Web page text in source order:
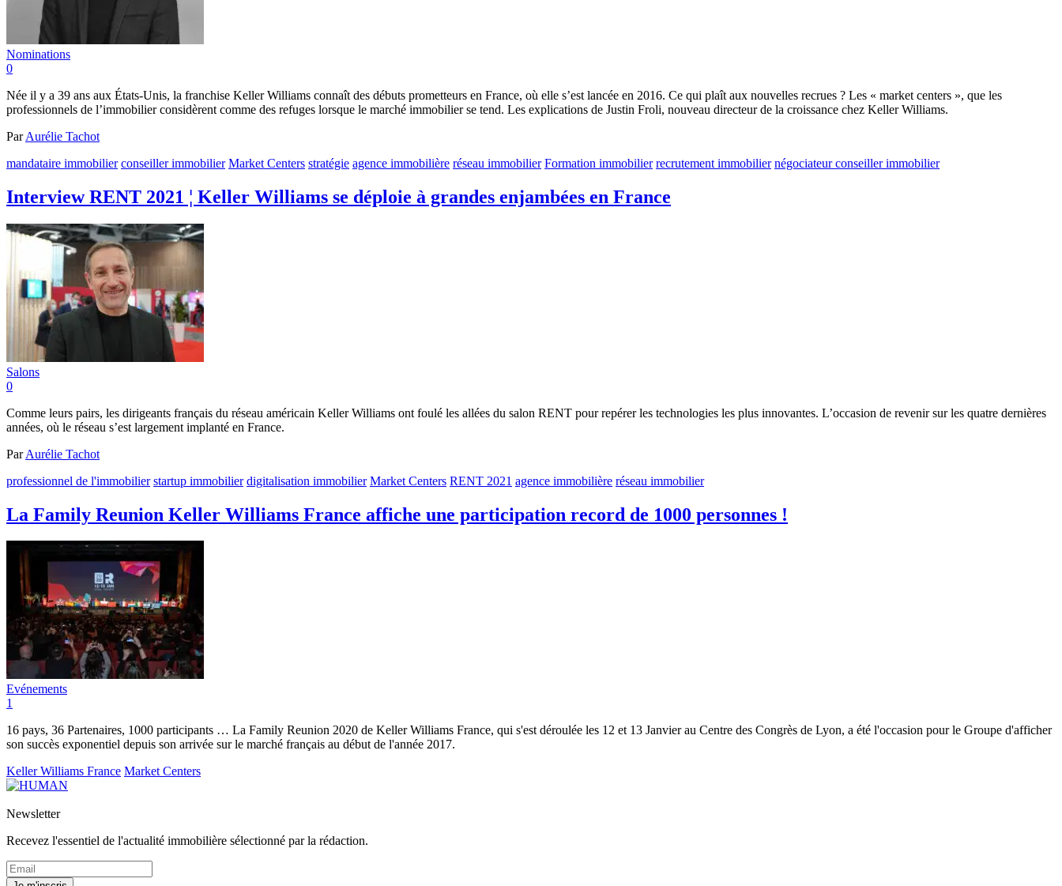
Nominations
0
Née il y a 39 ans aux États-Unis, la franchise Keller Williams connaît des débuts prometteurs en France, où elle s’est lancée en 2016. Ce qui plaît aux nouvelles recrues ? Les « market centers », que les
professionnels de l’immobilier considèrent comme des refuges lorsque le marché immobilier se tend. Les explications de Justin Froli, nouveau directeur de la croissance chez Keller Williams.
ParAurélie Tachot
mandataire immobilier conseiller immobilier Market Centers stratégie agence immobilière réseau immobilier Formation immobilier recrutement immobilier négociateur conseiller immobilier
Interview RENT 2021 ¦ Keller Williams se déploie à grandes enjambées en France
Salons
0
Comme leurs pairs, les dirigeants français du réseau américain Keller Williams ont foulé les allées du salon RENT pour repérer les technologies les plus innovantes. L’occasion de revenir sur les quatre dernières
années, où le réseau s’est largement implanté en France.
ParAurélie Tachot
professionnel de l'immobilier startup immobilier digitalisation immobilier Market Centers RENT 2021 agence immobilière réseau immobilier
La Family Reunion Keller Williams France affiche une participation record de 1000 personnes !
Evénements
1
16 pays, 36 Partenaires, 1000 participants … La Family Reunion 2020 de Keller Williams France, qui s'est déroulée les 12 et 13 Janvier au Centre des Congrès de Lyon, a été l'occasion pour le Groupe d'afficher
son succès exponentiel depuis son arrivée sur le marché français au début de l'année 2017.
Keller Williams France Market Centers
Newsletter
Recevez l'essentiel de l'actualité immobilière sélectionné par la rédaction.